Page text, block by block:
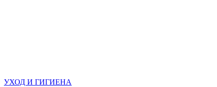
УХОД И ГИГИЕНА